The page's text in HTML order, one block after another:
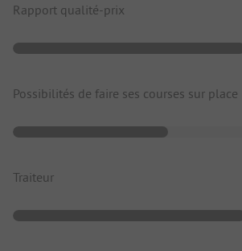
Rapport qualité-prix
Possibilités de faire ses courses sur place
Traiteur